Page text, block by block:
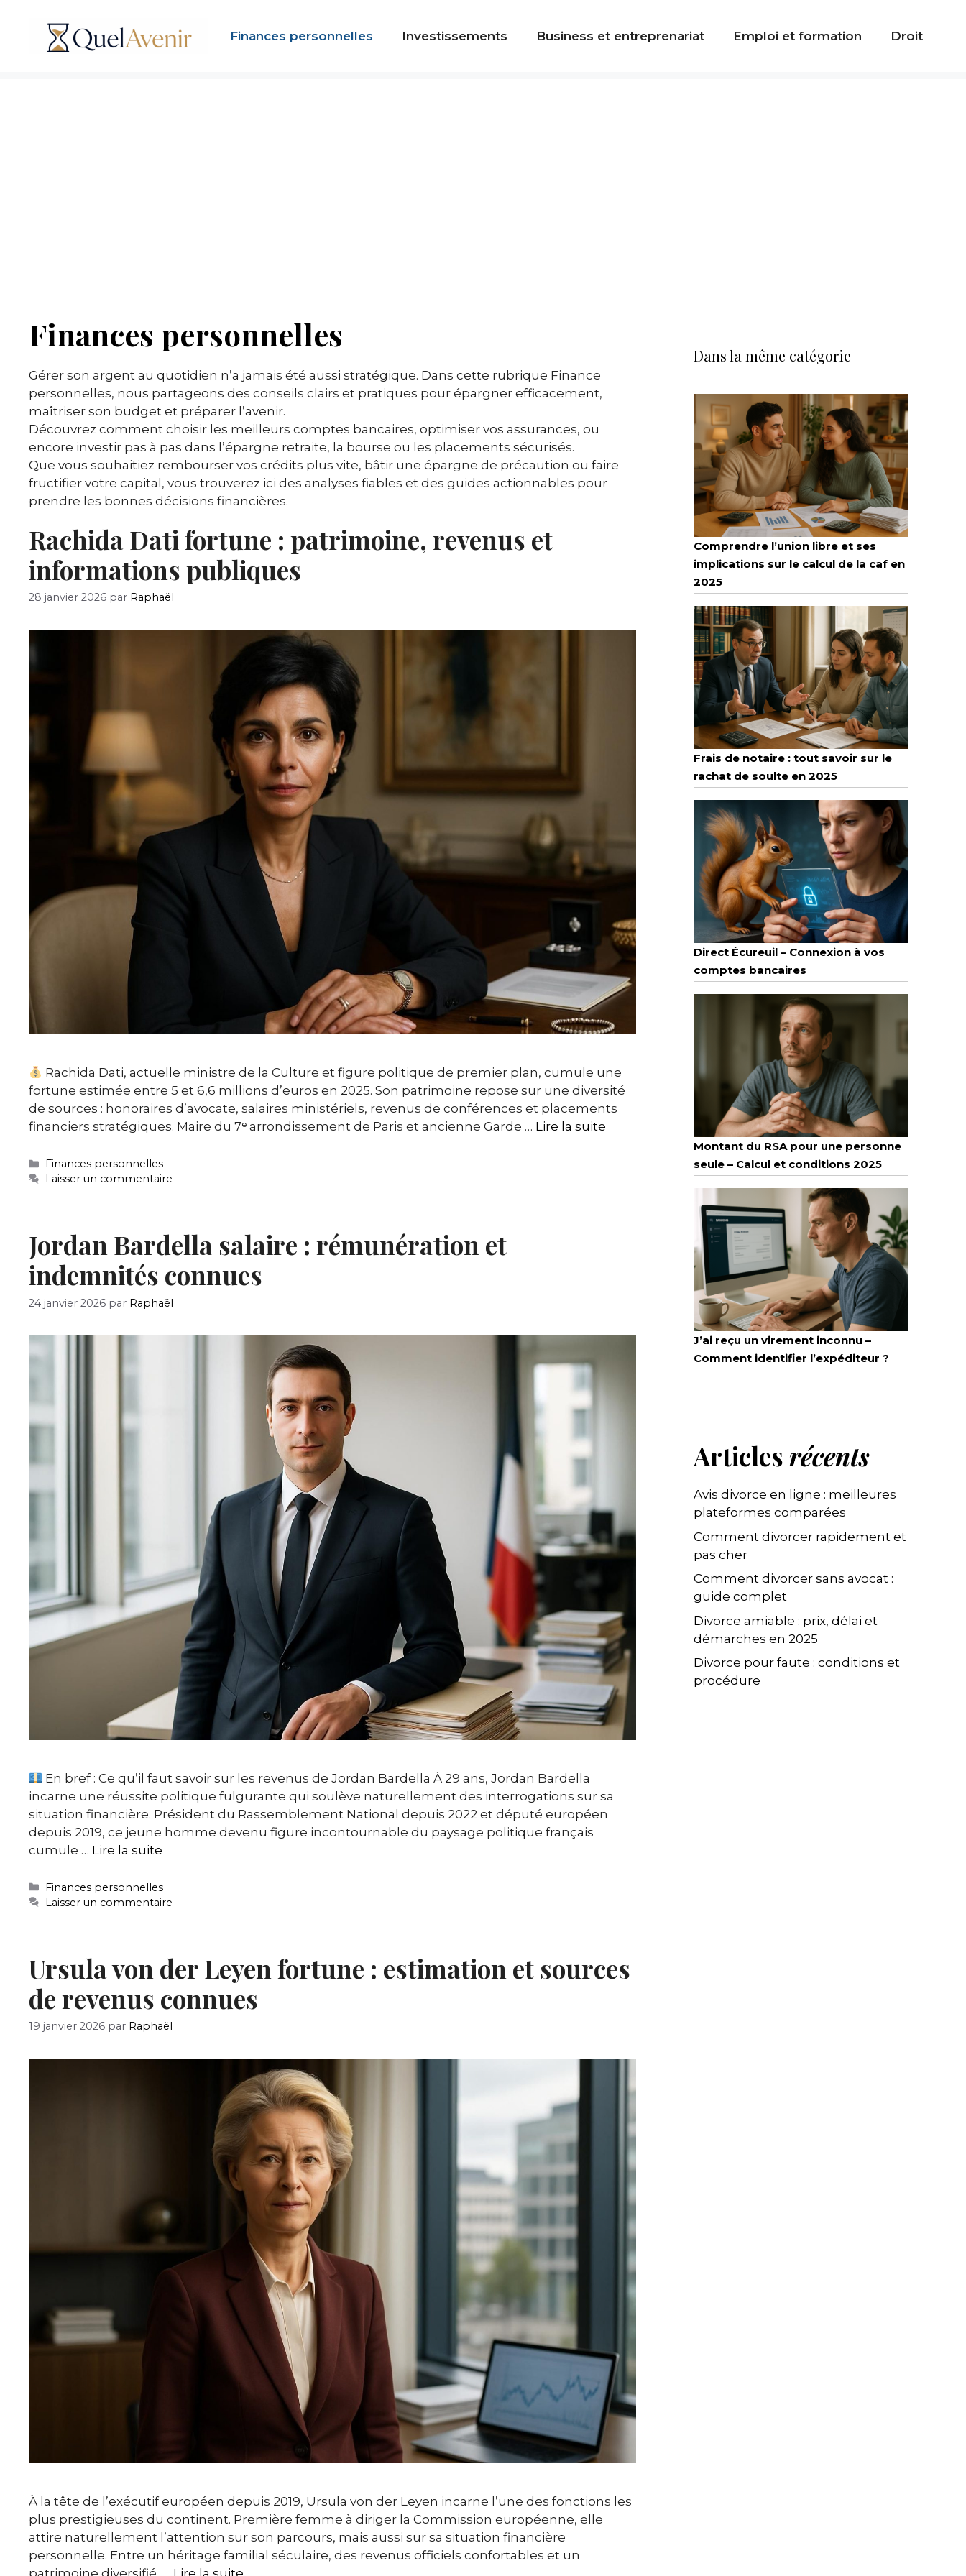
contenu
Finances personnelles Investissements Business et entreprenariat Emploi et formation Droit
Finances personnelles
Gérer son argent au quotidien n’a jamais été aussi stratégique. Dans cette rubrique Finance
personnelles, nous partageons des conseils clairs et pratiques pour épargner efficacement,
maîtriser son budget et préparer l’avenir.
Découvrez comment choisir les meilleurs comptes bancaires, optimiser vos assurances, ou
encore investir pas à pas dans l’épargne retraite, la bourse ou les placements sécurisés.
Que vous souhaitiez rembourser vos crédits plus vite, bâtir une épargne de précaution ou faire
fructifier votre capital, vous trouverez ici des analyses fiables et des guides actionnables pour
prendre les bonnes décisions financières.
Rachida Dati fortune : patrimoine, revenus et
informations publiques
28 janvier 2026 par Raphaël
Rachida Dati, actuelle ministre de la Culture et figure politique de premier plan, cumule une
fortune estimée entre 5 et 6,6 millions d’euros en 2025. Son patrimoine repose sur une diversité
de sources : honoraires d’avocate, salaires ministériels, revenus de conférences et placements
financiers stratégiques. Maire du 7ᵉ arrondissement de Paris et ancienne Garde … Lire la suite
Catégories
Finances personnelles
Laisser un commentaire
Jordan Bardella salaire : rémunération et
indemnités connues
24 janvier 2026 par Raphaël
En bref : Ce qu’il faut savoir sur les revenus de Jordan Bardella À 29 ans, Jordan Bardella
incarne une réussite politique fulgurante qui soulève naturellement des interrogations sur sa
situation financière. Président du Rassemblement National depuis 2022 et député européen
depuis 2019, ce jeune homme devenu figure incontournable du paysage politique français
cumule … Lire la suite
Catégories
Finances personnelles
Laisser un commentaire
Ursula von der Leyen fortune : estimation et sources
de revenus connues
19 janvier 2026 par Raphaël
À la tête de l’exécutif européen depuis 2019, Ursula von der Leyen incarne l’une des fonctions les
plus prestigieuses du continent. Première femme à diriger la Commission européenne, elle
attire naturellement l’attention sur son parcours, mais aussi sur sa situation financière
personnelle. Entre un héritage familial séculaire, des revenus officiels confortables et un
patrimoine diversifié, … Lire la suite
Dans la même catégorie
Comprendre l’union libre et ses
implications sur le calcul de la caf en
2025
Frais de notaire : tout savoir sur le
rachat de soulte en 2025
Direct Écureuil – Connexion à vos
comptes bancaires
Montant du RSA pour une personne
seule – Calcul et conditions 2025
J’ai reçu un virement inconnu –
Comment identifier l’expéditeur ?
Articles récents
Avis divorce en ligne : meilleures
plateformes comparées
Comment divorcer rapidement et
pas cher
Comment divorcer sans avocat :
guide complet
Divorce amiable : prix, délai et
démarches en 2025
Divorce pour faute : conditions et
procédure